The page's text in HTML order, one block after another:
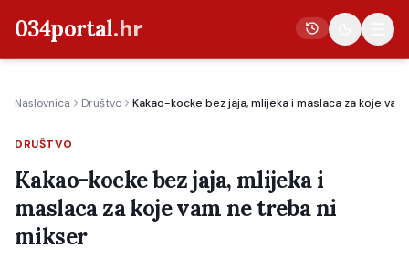
034portal.hr
Crna kronika
Poljoprivreda
Politika
Gospodarstvo
Naslovnica Društvo Kakao-kocke bez jaja, mlijeka i maslaca za koje
DRUŠTVO
Kakao-kocke bez jaja, mlijeka i
maslaca za koje vam ne treba ni
mikser